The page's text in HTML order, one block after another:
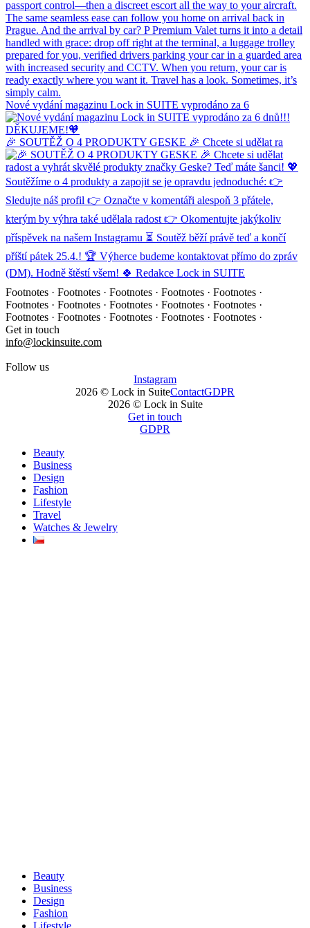
Nové vydání magazinu Lock in SUITE vyprodáno za 6
🎉 SOUTĚŽ O 4 PRODUKTY GESKE 🎉 Chcete si udělat ra
Footnotes · Footnotes · Footnotes · Footnotes · Footnotes ·
Footnotes · Footnotes · Footnotes · Footnotes · Footnotes ·
Footnotes · Footnotes · Footnotes · Footnotes · Footnotes ·
Get in touch
info@lockinsuite.com
Follow us
Instagram
2026 © Lock in SuiteContactGDPR
2026 © Lock in Suite
Get in touch
GDPR
Beauty
Business
Design
Fashion
Lifestyle
Travel
Watches & Jewelry
Beauty
Business
Design
Fashion
Lifestyle